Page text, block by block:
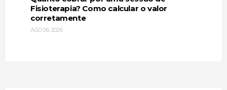
Fisioterapia? Como calcular o valor
corretamente
AGO 06, 2026